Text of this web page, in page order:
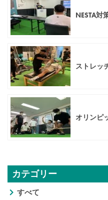
NESTA対
ストレッ
オリンピ
カテゴリー
すべて